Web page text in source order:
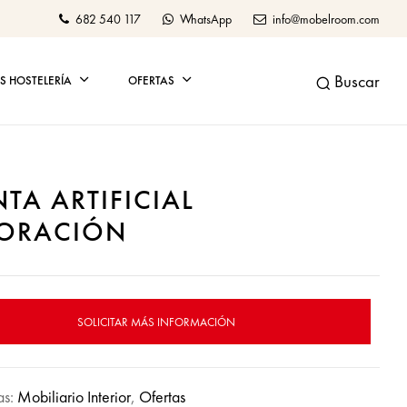
682 540 117 WhatsApp info@mobelroom.com
HOSTELERÍA OFERTAS Buscar
ARTIFICIAL
SOLICITAR MÁS INFORMACIÓN
Mobiliario Interior, Ofertas